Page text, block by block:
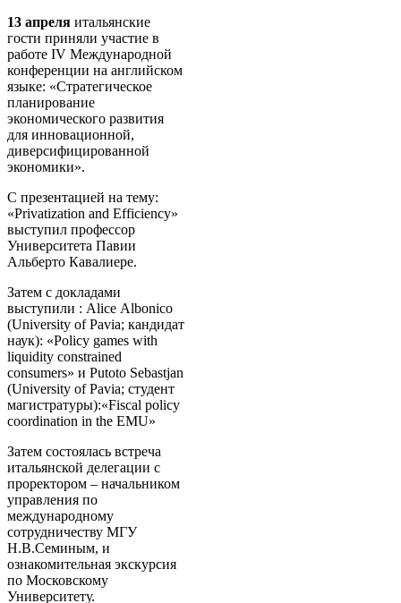
13 апреля итальянские
гости приняли участие в
работе IV Международной
конференции на английском
языке: «Стратегическое
планирование
экономического развития
для инновационной,
диверсифицированной
экономики».
С презентацией на тему:
«Privatization and Efficiency»
выступил профессор
Университета Павии
Альберто Кавалиере.
Затем с докладами
выступили : Alice Аlbonico
(University of Pavia; кандидат
наук): «Policy games with
liquidity constrained
consumers» и Putoto Sebastjan
(University of Pavia; студент
магистратуры):«Fiscal policy
coordination in the EMU»
Затем состоялась встреча
итальянской делегации с
проректором – начальником
управления по
международному
сотрудничеству МГУ
Н.В.Семиным, и
ознакомительная экскурсия
по Московскому
Университету.